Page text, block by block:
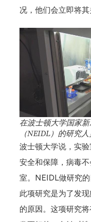
况，他们会立即将其
在波士顿大学国家
（NEIDL）的研究
波士顿大学说，实
安全和保障，病毒
室。NEIDL做研究
此项研究是为了发
的原因。这项研究